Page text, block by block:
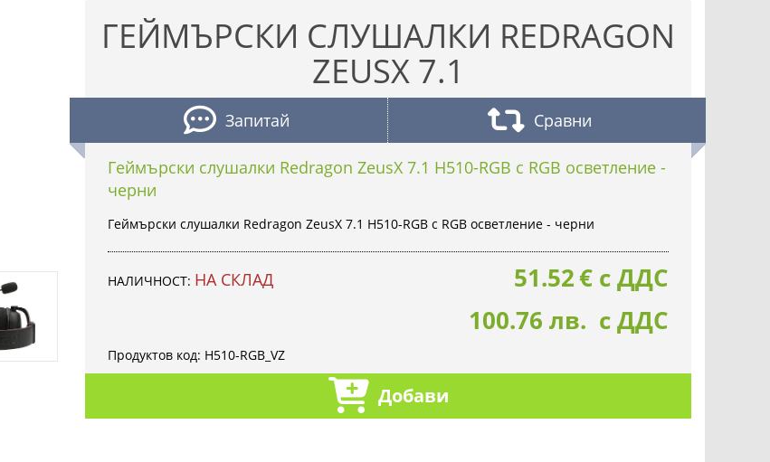
ГЕЙМЪРСКИ СЛУШАЛКИ REDRAGON
ZEUSX 7.1
Запитай Сравни
Геймърски слушалки Redragon ZeusX 7.1 H510-RGB с RGB осветление -
черни
Геймърски слушалки Redragon ZeusX 7.1 H510-RGB с RGB осветление - черни
НАЛИЧНОСТ: НА СКЛАД 51.52€ с ДДС
100.76 лв. с ДДС
Продуктов код: H510-RGB_VZ
Добави